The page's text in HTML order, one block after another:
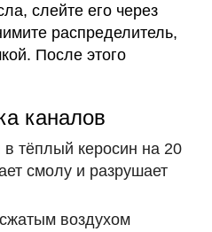
слейте его через
распределитель,
После этого
каналов
в тёплый керосин на 20
смолу и разрушает
воздухом